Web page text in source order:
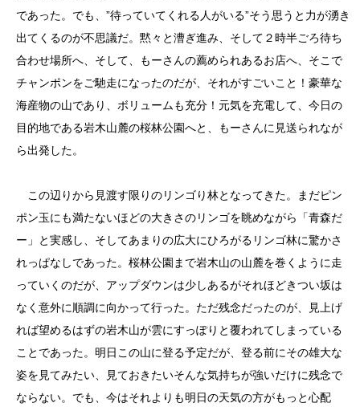
であった。でも、”待っていてくれる人がいる”そう思うと力が湧き
出てくるのが不思議だ。黙々と漕ぎ進み、そして２時半ごろ待ち
合わせ場所へ、そして、もーさんの薦められあるお店へ、そこで
チャンポンをご馳走になったのだが、それがすごいこと！豪華な
海産物の山であり、ボリュームも充分！元気を充電して、今日の
目的地である岩木山麓の桜林公園へと、もーさんに見送られなが
ら出発した。
この辺りから見渡す限りのリンゴり林となってきた。まだピン
ポン玉にも満たないほどの大きさのリンゴを眺めながら「青森だ
ー」と実感し、そしてあまりの広大にひろがるリンゴ林に驚かさ
れっぱなしであった。桜林公園まで岩木山の山麓を巻くように走
っていくのだが、アップダウンは少しあるがそれほどきつい坂は
なく意外に順調に向かって行った。ただ残念だったのが、見上げ
れば望めるはずの岩木山が雲にすっぽりと覆われてしまっている
ことであった。明日この山に登る予定だが、登る前にその雄大な
姿を見てみたい、見ておきたいそんな気持ちが強いだけに残念で
ならない。でも、今はそれよりも明日の天気の方がもっと心配